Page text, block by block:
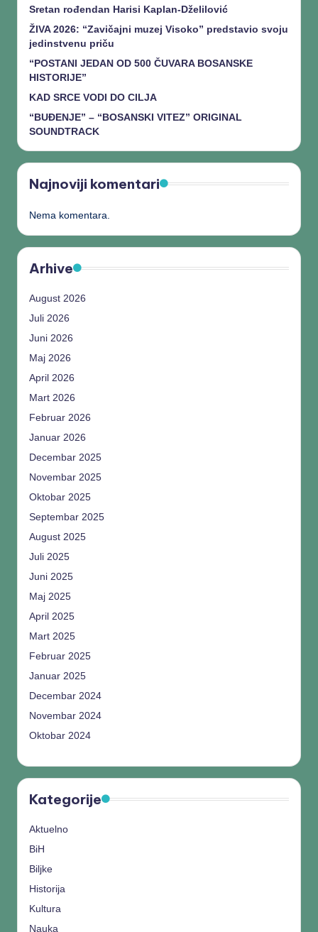
Sretan rođendan Harisi Kaplan-Dželilović
ŽIVA 2026: “Zavičajni muzej Visoko” predstavio svoju
jedinstvenu priču
“POSTANI JEDAN OD 500 ČUVARA BOSANSKE
HISTORIJE”
KAD SRCE VODI DO CILJA
“BUĐENJE” – “BOSANSKI VITEZ” ORIGINAL
SOUNDTRACK
Najnoviji komentari
Nema komentara.
Arhive
August 2026
Juli 2026
Juni 2026
Maj 2026
April 2026
Mart 2026
Februar 2026
Januar 2026
Decembar 2025
Novembar 2025
Oktobar 2025
Septembar 2025
August 2025
Juli 2025
Juni 2025
Maj 2025
April 2025
Mart 2025
Februar 2025
Januar 2025
Decembar 2024
Novembar 2024
Oktobar 2024
Kategorije
Aktuelno
BiH
Biljke
Historija
Kultura
Nauka